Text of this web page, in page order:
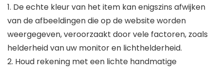
1. De echte kleur van het item kan enigszins afwijken
van de afbeeldingen die op de website worden
weergegeven, veroorzaakt door vele factoren, zoals
helderheid van uw monitor en lichthelderheid.
2. Houd rekening met een lichte handmatige